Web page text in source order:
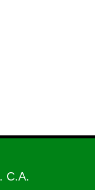
C.A.